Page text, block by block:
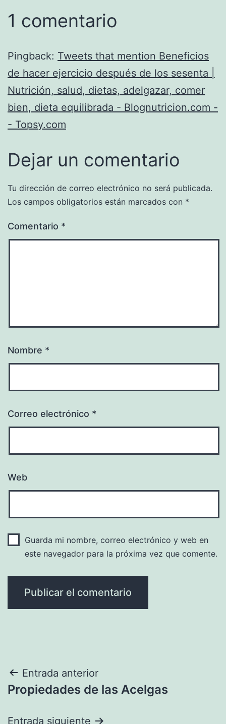
1 comentario
Pingback: Tweets that mention Beneficios
de hacer ejercicio después de los sesenta |
Nutrición, salud, dietas, adelgazar, comer
bien, dieta equilibrada - Blognutricion.com -
- Topsy.com
Dejar un comentario
Tu dirección de correo electrónico no será publicada.
Los campos obligatorios están marcados con *
Comentario *
Nombre *
Correo electrónico *
Web
Guarda mi nombre, correo electrónico y web en
este navegador para la próxima vez que comente.
Navegación
de
Entrada anterior
Propiedades de las Acelgas
Entrada siguiente